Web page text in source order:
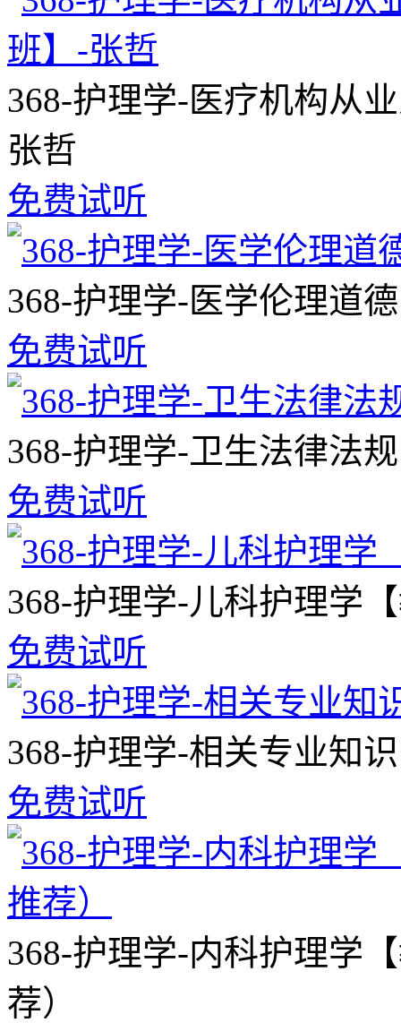
368-护理学-医疗机构从
张哲
免费试听
368-护理学-医学伦理道
免费试听
368-护理学-卫生法律法
免费试听
368-护理学-儿科护理学
免费试听
368-护理学-相关专业知
免费试听
368-护理学-内科护理学
荐）